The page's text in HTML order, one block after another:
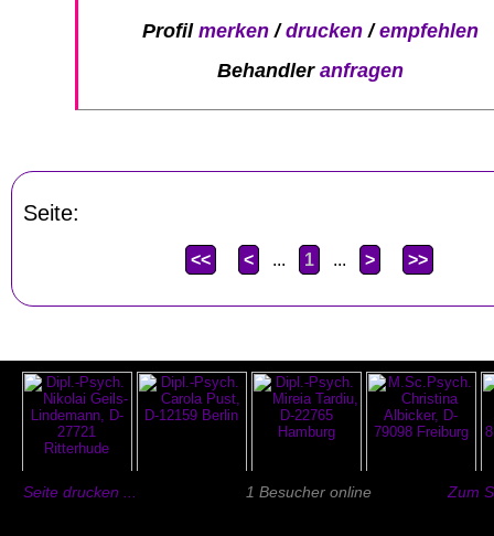
Profil merken/drucken/empfehlen
Behandler anfragen
Seite:
<< < ... 1 ... > >>
Seite drucken ... 1 Besucher online Zum